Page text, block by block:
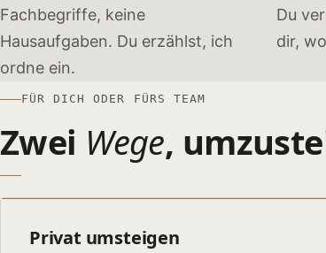
Fachbegriffe, keine
Hausaufgaben. Du erzählst, ich
ordne ein.
Du
dir,
FÜR DICH ODER FÜRS TEAM
Zwei Wege,
Privat umsteigen